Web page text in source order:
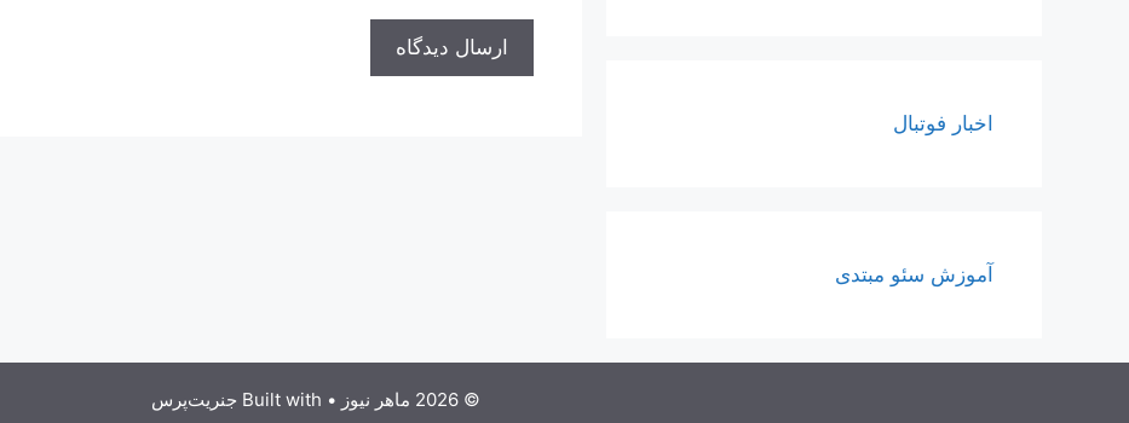
اخبار فوتبال
آموزش سئو مبتدی
© 2026 ماهر نیوز • Built with جنریت‌پرس